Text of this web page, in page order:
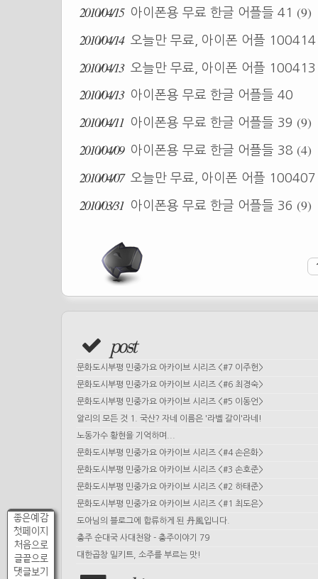
좋은예감
첫페이지
처음으로
글끝으로
댓글보기
2010/04/15 아이폰용 무료 한글 어플들 41 (9)
2010/04/14 오늘만 무료, 아이폰 어플
2010/04/13 오늘만 무료, 아이폰 어플
2010/04/13 아이폰용 무료 한글 어플들 40
2010/04/11 아이폰용 무료 한글 어플들 39 (9)
2010/04/09
아이폰용 무료 한글 어플들 38 (4)
2010/04/07 오늘만 무료, 아이폰 어플
2010/03/31 아이폰용 무료 한글 어플들 36 (9)
post
문화도시부평 민중가요 아카이브 시리즈 <#7 이주헌>
문화도시부평 민중가요 아카이브 시리즈 <#6 최경숙>
문화도시부평 민중가요 아카이브 시리즈 <#5 이동언>
알리의 모든 것 1. 국산? 자네 이름은 '라벨 갈이'라네!
노동가수 황현을 기억하며...
문화도시부평 민중가요 아카이브 시리즈 <#4 손은화>
문화도시부평 민중가요 아카이브 시리즈 <#3 손호준>
문화도시부평 민중가요 아카이브 시리즈 <#2 하태준>
문화도시부평 민중가요 아카이브 시리즈 <#1 최도은>
도아님의 블로그에 합류하게 된 丹風입니다.
충주 순대국 사대천왕 - 충주이야기 79
대한곱창 밀키트, 소주를 부르는 맛!